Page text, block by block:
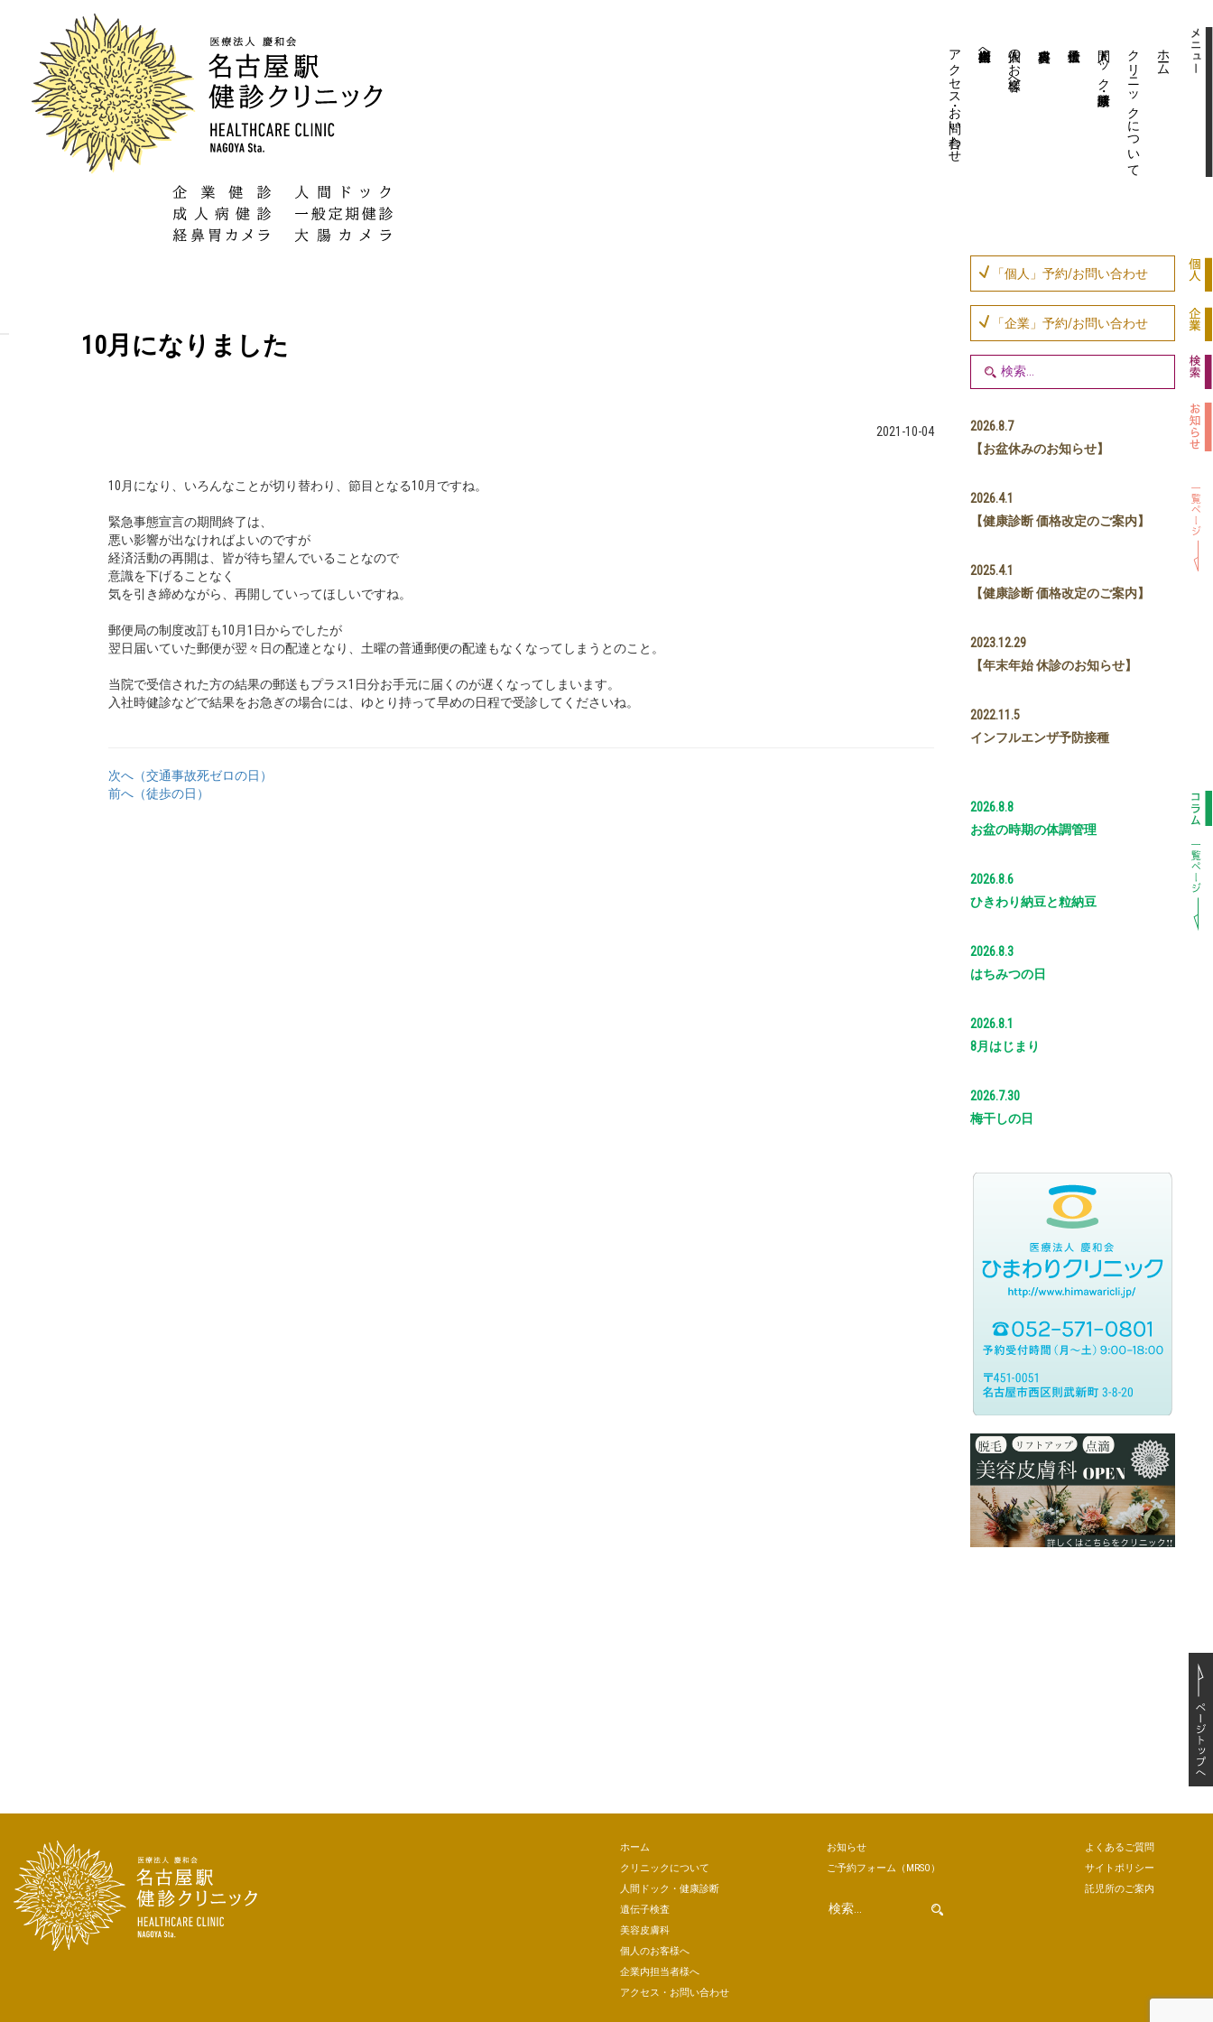
アクセス・お問い合わせ 企業内担当者様へ 個人のお客様へ 人間ドック・健康診断 クリニックについて ホーム
10月になりました
2021-10-04
10月になり、いろんなことが切り替わり、節目となる10月ですね。
緊急事態宣言の期間終了は、
悪い影響が出なければよいのですが
経済活動の再開は、皆が待ち望んでいることなので
意識を下げることなく
気を引き締めながら、再開していってほしいですね。
郵便局の制度改訂も10月1日からでしたが
翌日届いていた郵便が翌々日の配達となり、土曜の普通郵便の配達もなくなってしまうとのこと。
当院で受信された方の結果の郵送もプラス1日分お手元に届くのが遅くなってしまいます。
入社時健診などで結果をお急ぎの場合には、ゆとり持って早めの日程で受診してくださいね。
次へ（交通事故死ゼロの日）
前へ（徒歩の日）
「個人」予約/お問い合わせ
「企業」予約/お問い合わせ
2026.8.7
【お盆休みのお知らせ】
2026.4.1
【健康診断 価格改定のご案内】
2025.4.1
【健康診断 価格改定のご案内】
2023.12.29
【年末年始 休診のお知らせ】
2022.11.5
インフルエンザ予防接種
2026.8.8
お盆の時期の体調管理
2026.8.6
ひきわり納豆と粒納豆
2026.8.3
はちみつの日
2026.8.1
8月はじまり
2026.7.30
梅干しの日
ホーム
クリニックについて
人間ドック・健康診断
遺伝子検査
美容皮膚科
個人のお客様へ
企業内担当者様へ
アクセス・お問い合わせ
お知らせ
ご予約フォーム （MRSO）
よくあるご質問
サイトポリシー
託児所のご案内